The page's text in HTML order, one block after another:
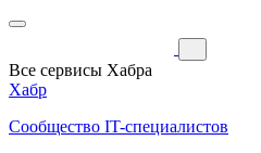
Все сервисы Хабра
Хабр
Сообщество IT-специалистов